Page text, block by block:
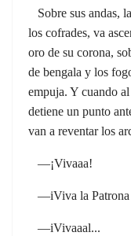
Sobre sus andas,
los cofrades, va
oro de su corona,
de bengala y los
empuja. Y cuando
detiene un punto
van a reventar los
—¡Vivaaa!
—iViva la Patrona
—iVivaaal...